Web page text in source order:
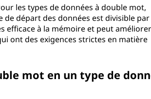
les types de données à double mot,
départ des données est divisible
efficace à la mémoire et peut
ont des exigences strictes en matière
mot en un type de